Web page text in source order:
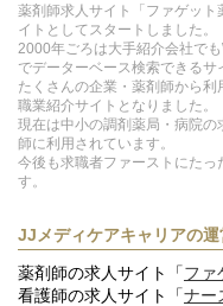
薬剤師求人サイト「ファゲッ
イトとしてスタートしました。
2000年ごろは大手紹介会社で
でデーターベース検索できるサ
たくさんの企業・薬剤師から
職業紹介サイトとなりました。
現在は中小の調剤薬局・病院の
師に利用されています。
今後も求職者ファーストにたっ
す。
JJメディケアキャリアの運
薬剤師の求人サイト「ファ
看護師の求人サイト「ナー